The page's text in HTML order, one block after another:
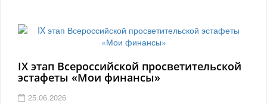
IX этап Всероссийской просветительской
эстафеты «Мои финансы»
25.06.2026